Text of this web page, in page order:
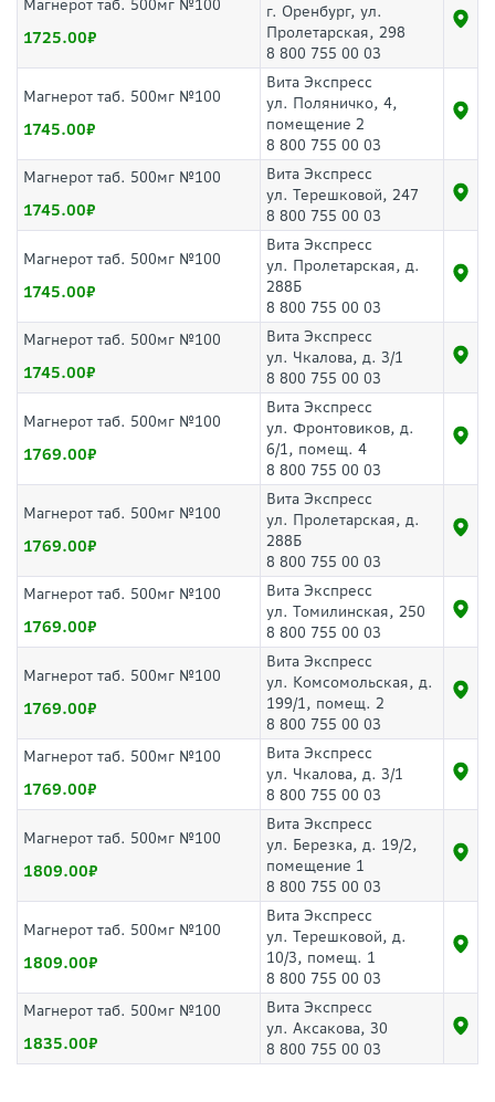
Магнерот таб. 500мг №100
1725.00
г. Оренбург, ул.
Пролетарская, 298
8 800 755 00 03
Магнерот таб. 500мг №100
1745.00
Вита Экспресс
ул. Поляничко, 4,
помещение 2
8 800 755 00 03
Магнерот таб. 500мг №100
1745.00
Вита Экспресс
ул. Терешковой, 247
8 800 755 00 03
Магнерот таб. 500мг №100
1745.00
Вита Экспресс
ул. Пролетарская, д.
288Б
8 800 755 00 03
Магнерот таб. 500мг №100
1745.00
Вита Экспресс
ул. Чкалова, д. 3/1
8 800 755 00 03
Магнерот таб. 500мг №100
1769.00
Вита Экспресс
ул. Фронтовиков, д.
6/1, помещ. 4
8 800 755 00 03
Магнерот таб. 500мг №100
1769.00
Вита Экспресс
ул. Пролетарская, д.
288Б
8 800 755 00 03
Магнерот таб. 500мг №100
1769.00
Вита Экспресс
ул. Томилинская, 250
8 800 755 00 03
Магнерот таб. 500мг №100
1769.00
Вита Экспресс
ул. Комсомольская, д.
199/1, помещ. 2
8 800 755 00 03
Магнерот таб. 500мг №100
1769.00
Вита Экспресс
ул. Чкалова, д. 3/1
8 800 755 00 03
Магнерот таб. 500мг №100
1809.00
Вита Экспресс
ул. Березка, д. 19/2,
помещение 1
8 800 755 00 03
Магнерот таб. 500мг №100
1809.00
Вита Экспресс
ул. Терешковой, д.
10/3, помещ. 1
8 800 755 00 03
Магнерот таб. 500мг №100
1835.00
Вита Экспресс
ул. Аксакова, 30
8 800 755 00 03